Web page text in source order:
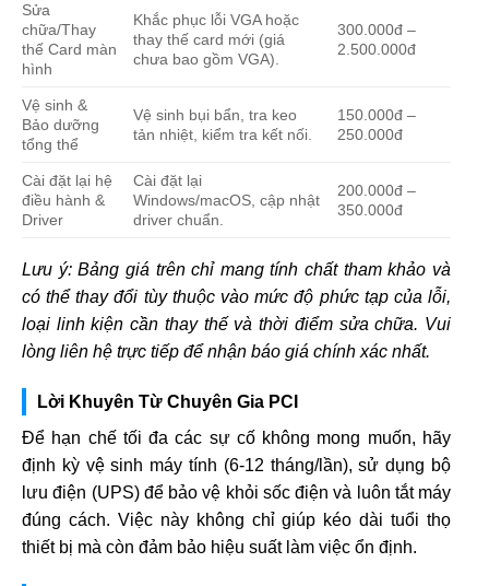
Sửa
chữa/Thay
thế Card màn
hình
Khắc phục lỗi VGA hoặc
thay thế card mới (giá
chưa bao gồm VGA).
300.000đ –
2.500.000đ
Vệ sinh &
Bảo dưỡng
tổng thể
Vệ sinh bụi bẩn, tra keo
tản nhiệt, kiểm tra kết nối.
150.000đ –
250.000đ
Cài đặt lại hệ
điều hành &
Driver
Cài đặt lại
Windows/macOS, cập nhật
driver chuẩn.
200.000đ –
350.000đ
Lưu ý: Bảng giá trên chỉ mang tính chất tham khảo và
có thể thay đổi tùy thuộc vào mức độ phức tạp của lỗi,
loại linh kiện cần thay thế và thời điểm sửa chữa. Vui
lòng liên hệ trực tiếp để nhận báo giá chính xác nhất.
Lời Khuyên Từ Chuyên Gia PCI
Để hạn chế tối đa các sự cố không mong muốn, hãy
định kỳ vệ sinh máy tính (6-12 tháng/lần), sử dụng bộ
lưu điện (UPS) để bảo vệ khỏi sốc điện và luôn tắt máy
đúng cách. Việc này không chỉ giúp kéo dài tuổi thọ
thiết bị mà còn đảm bảo hiệu suất làm việc ổn định.